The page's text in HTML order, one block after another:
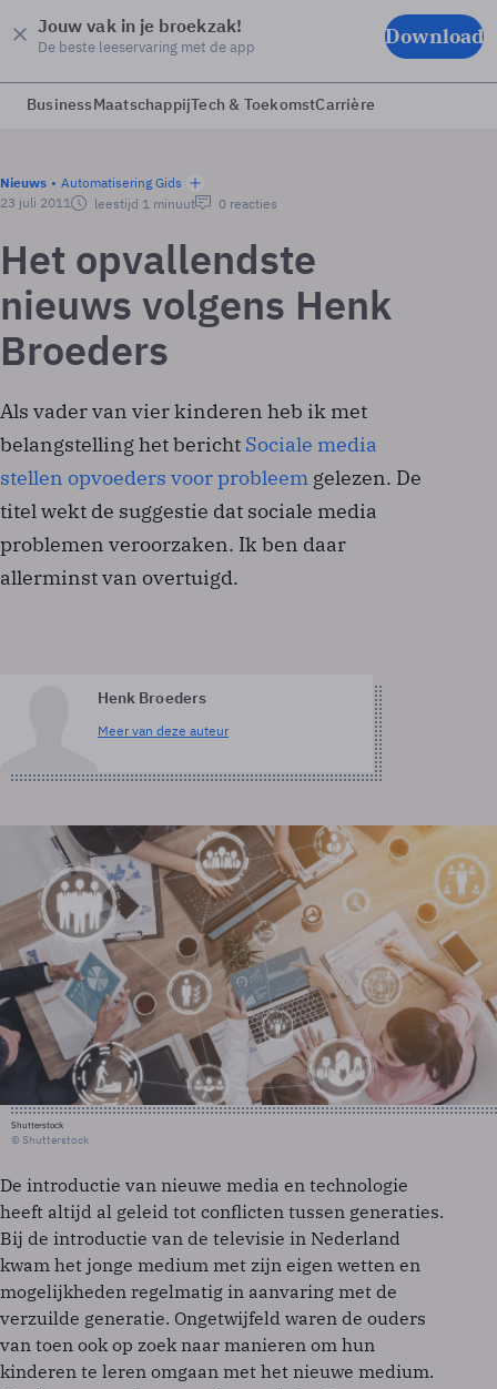
Jouw vak in je broekzak!
De beste leeservaring met de app Download
BusinessMaatschappijTech & ToekomstCarrière
Nieuws
Automatisering Gids
23 juli 2011
leestijd 1 minuut 0 reacties
Het opvallendste
nieuws volgens Henk
Broeders
Als vader van vier kinderen heb ik met
belangstelling het bericht Sociale media
stellen opvoeders voor probleem gelezen. De
titel wekt de suggestie dat sociale media
problemen veroorzaken. Ik ben daar
allerminst van overtuigd.
Henk Broeders
Meer van deze auteur
Shutterstock
© Shutterstock
De introductie van nieuwe media en technologie
heeft altijd al geleid tot conflicten tussen generaties.
Bij de introductie van de televisie in Nederland
kwam het jonge medium met zijn eigen wetten en
mogelijkheden regelmatig in aanvaring met de
verzuilde generatie. Ongetwijfeld waren de ouders
van toen ook op zoek naar manieren om hun
kinderen te leren omgaan met het nieuwe medium.